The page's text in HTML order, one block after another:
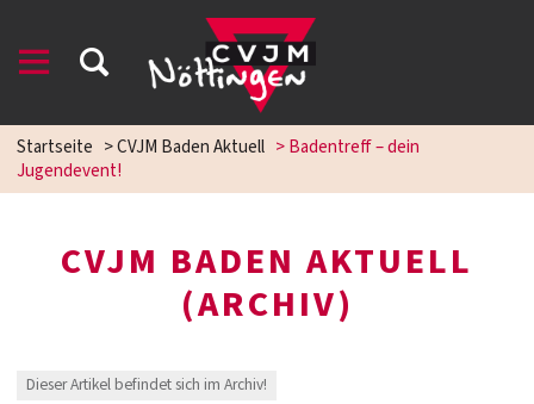
Startseite >CVJM Baden Aktuell >Badentreff – dein
Jugendevent!
CVJM BADEN AKTUELL
(ARCHIV)
Dieser Artikel befindet sich im Archiv!